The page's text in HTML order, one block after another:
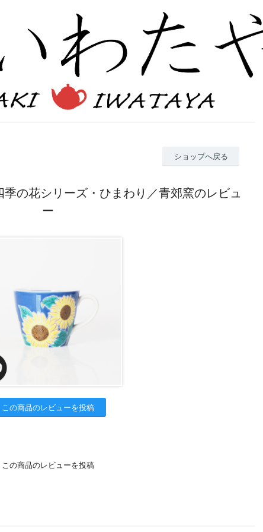
ショップへ戻る
の花シリーズ・ひまわり／青郊窯のレビュ
ー
この商品のレビューを投稿
この商品のレビューを投稿